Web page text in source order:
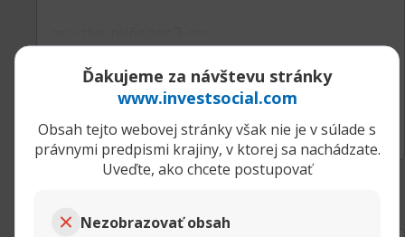
Ďakujeme za návštevu stránky
www.investsocial.com
Obsah tejto webovej stránky však nie je v súlade s
právnymi predpismi krajiny, v ktorej sa nachádzate.
Uveďte, ako chcete postupovať
Nezobrazovať obsah
Rozbaliť príspevok